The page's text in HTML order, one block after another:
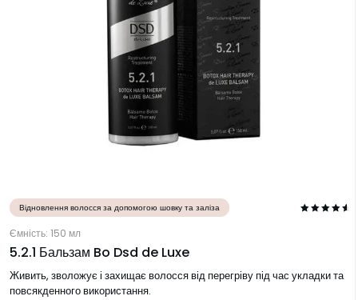
Відновлення волосся за допомогою шовку та заліза
Ємність: 150 мл
5.2.1 Бальзам Bo Dsd de Luxe
Живить, зволожує і захищає волосся від перегріву під час укладки та
повсякденного використання.